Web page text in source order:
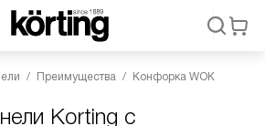
Преимущества Конфорка WOK
Korting с